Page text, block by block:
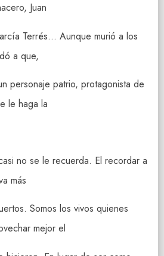
Juan
Terrés… Aunque murió a los
a que,
personaje patrio, protagonista de
le haga la
no se le recuerda. El recordar a
más
Somos los vivos quienes
mejor el